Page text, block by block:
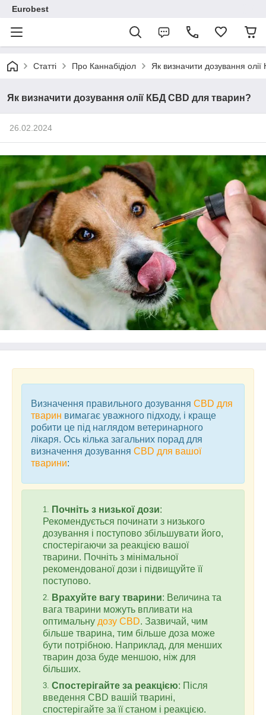
Eurobest
Статті Про Каннабідіол Як визначити дозування
Як визначити дозування олії КБД CBD для тварин?
26.02.2024
Визначення правильного дозування CBD для
тварин вимагає уважного підходу, і краще
робити це під наглядом ветеринарного
лікаря. Ось кілька загальних порад для
визначення дозування CBD для вашої
тварини:
Почніть з низької дози:
Рекомендується починати з низького
дозування і поступово збільшувати його,
спостерігаючи за реакцією вашої
тварини. Почніть з мінімальної
рекомендованої дози і підвищуйте її
поступово.
Врахуйте вагу тварини: Величина та
вага тварини можуть впливати на
оптимальну дозу CBD. Зазвичай, чим
більше тварина, тим більше доза може
бути потрібною. Наприклад, для менших
тварин доза буде меншою, ніж для
більших.
Спостерігайте за реакцією: Після
введення CBD вашій тварині,
спостерігайте за її станом і реакцією.